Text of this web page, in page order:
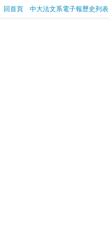
回首頁 中大法文系電子報歷史列表